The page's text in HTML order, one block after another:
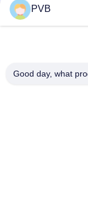
Grafite d'ottone
auto d'ottone di
Tin Graphite
PVB
Good day, what